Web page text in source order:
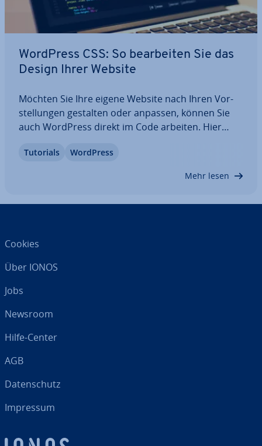
WordPress CSS: So be­ar­bei­ten Sie das
Design Ihrer Website
Möchten Sie Ihre eigene Website nach Ihren Vor­
stel­lun­gen gestalten oder anpassen, können Sie
auch WordPress direkt im Code arbeiten. Hier
WordPress das CSS be­ar­bei­ten, anpassen und
Tutorials WordPress
Mehr lesen
Cookies
Über IONOS
Jobs
Newsroom
Hilfe-Center
AGB
Da­ten­schutz
Impressum